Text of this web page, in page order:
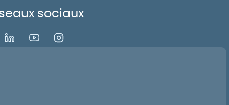
sociaux
Youtube Instagram